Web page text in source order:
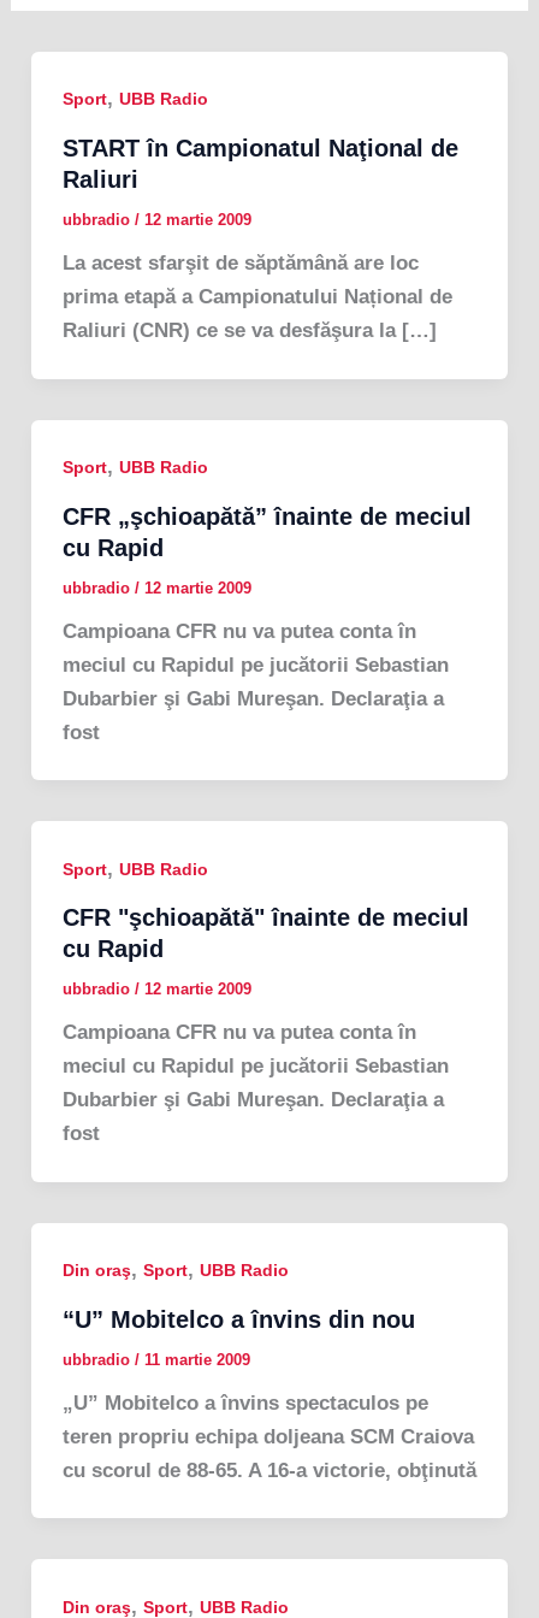
Sport, UBB Radio
START în Campionatul Naţional de
Raliuri
ubbradio / 12 martie 2009
La acest sfarşit de săptămână are loc
prima etapă a Campionatului Național de
Raliuri (CNR) ce se va desfăşura la […]
Sport, UBB Radio
CFR „şchioapătă” înainte de meciul
cu Rapid
ubbradio / 12 martie 2009
Campioana CFR nu va putea conta în
meciul cu Rapidul pe jucătorii Sebastian
Dubarbier şi Gabi Mureşan. Declaraţia a
fost
Sport, UBB Radio
CFR "şchioapătă" înainte de meciul
cu Rapid
ubbradio / 12 martie 2009
Campioana CFR nu va putea conta în
meciul cu Rapidul pe jucătorii Sebastian
Dubarbier şi Gabi Mureşan. Declaraţia a
fost
Din oraş, Sport, UBB Radio
“U” Mobitelco a învins din nou
ubbradio / 11 martie 2009
„U” Mobitelco a învins spectaculos pe
teren propriu echipa doljeana SCM Craiova
cu scorul de 88-65. A 16-a victorie, obţinută
Din oraş, Sport, UBB Radio